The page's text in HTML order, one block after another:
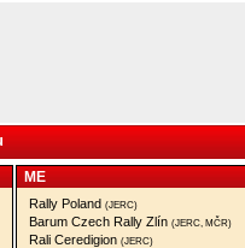
ME
Rally Poland (JERC)
Barum Czech Rally Zlín (JERC, MČR)
Rali Ceredigion (JERC)